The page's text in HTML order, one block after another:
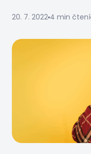
20. 7. 2022 4 min čtení